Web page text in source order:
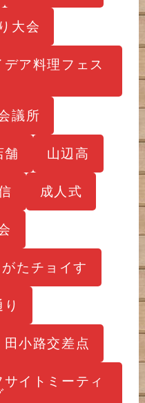
大会
ア料理フェス
議所
舗 山辺高
成人式
たチョイす
小路交差点
イトミーティ